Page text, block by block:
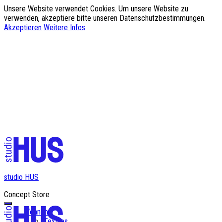
Unsere Website verwendet Cookies. Um unsere Website zu
verwenden, akzeptiere bitte unseren Datenschutzbestimmungen.
Akzeptieren Weitere Infos
studio HUS
Concept Store
Wohnen